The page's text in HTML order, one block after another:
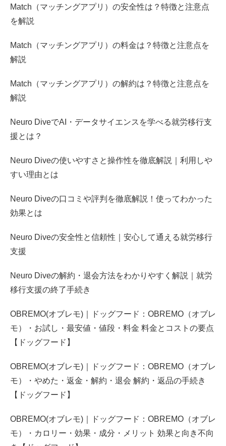
Match（マッチングアプリ）の安全性は？特徴と注意点
を解説
Match（マッチングアプリ）の料金は？特徴と注意点を
解説
Match（マッチングアプリ）の解約は？特徴と注意点を
解説
Neuro DiveでAI・データサイエンスを学べる就労移行支
援とは？
Neuro Diveの使いやすさと操作性を徹底解説｜利用しや
すい理由とは
Neuro Diveの口コミや評判を徹底解説！使ってわかった
効果とは
Neuro Diveの安全性と信頼性｜安心して通える就労移行
支援
Neuro Diveの解約・退会方法をわかりやすく解説｜就労
移行支援の終了手続き
OBREMO(オブレモ)｜ドッグフード：OBREMO（オブレ
モ）・お試し・最安値・値段・料金 料金とコストの要点
【ドッグフード】
OBREMO(オブレモ)｜ドッグフード：OBREMO（オブレ
モ）・やめた・返金・解約・退会 解約・返品の手続き
【ドッグフード】
OBREMO(オブレモ)｜ドッグフード：OBREMO（オブレ
モ）・カロリー・効果・成分・メリット 効果と向き不向